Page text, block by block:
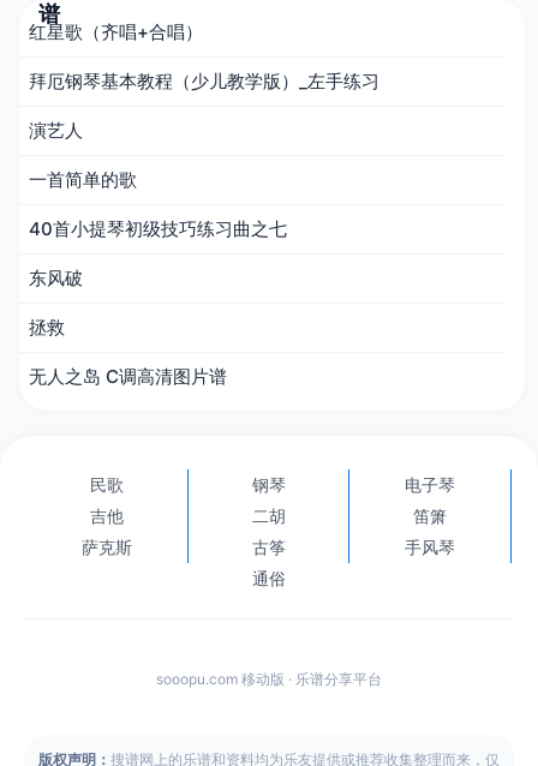
谱
红星歌（齐唱+合唱）
拜厄钢琴基本教程（少儿教学版）_左手练习
演艺人
一首简单的歌
40首小提琴初级技巧练习曲之七
东风破
拯救
无人之岛 C调高清图片谱
民歌 钢琴
电子琴
吉他
二胡
笛箫
萨克斯
古筝
手风琴
通俗
sooopu.com 移动版 · 乐谱分享平台
版权声明： 搜谱网上的乐谱和资料均为乐友提供或推荐收集整理而来，仅